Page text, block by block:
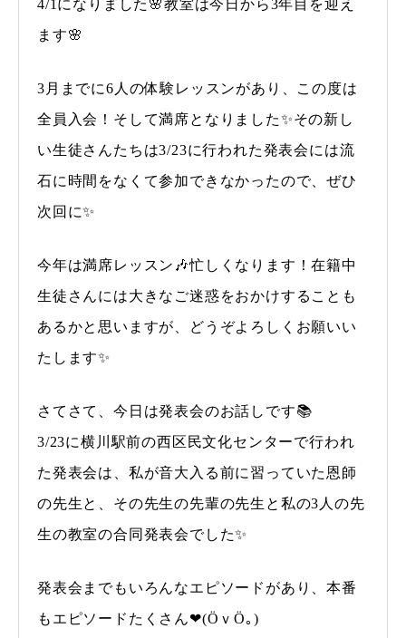
4/1になりました🌸教室は今日から3年目を迎え
ます🌸
3月までに6人の体験レッスンがあり、この度は
全員入会！そして満席となりました✨その新し
い生徒さんたちは3/23に行われた発表会には流
石に時間をなくて参加できなかったので、ぜひ
次回に✨
今年は満席レッスン🎶忙しくなります！在籍中
生徒さんには大きなご迷惑をおかけすることも
あるかと思いますが、どうぞよろしくお願いい
たします✨
さてさて、今日は発表会のお話しです📚
3/23に横川駅前の西区民文化センターで行われ
た発表会は、私が音大入る前に習っていた恩師
の先生と、その先生の先輩の先生と私の3人の先
生の教室の合同発表会でした✨
発表会までもいろんなエピソードがあり、本番
もエピソードたくさん❤(ӦｖӦ｡)